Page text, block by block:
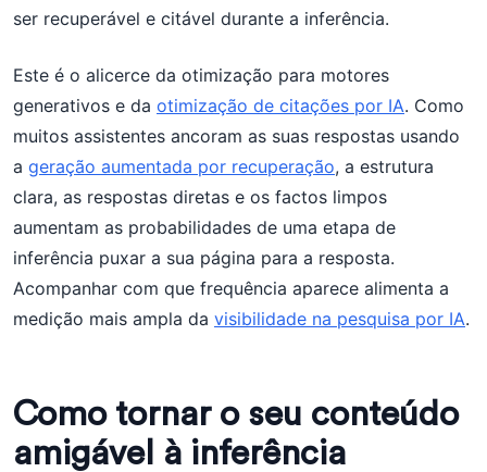
ser recuperável e citável durante a inferência.
Este é o alicerce da otimização para motores
generativos e da otimização de citações por IA. Como
muitos assistentes ancoram as suas respostas usando
a geração aumentada por recuperação, a estrutura
clara, as respostas diretas e os factos limpos
aumentam as probabilidades de uma etapa de
inferência puxar a sua página para a resposta.
Acompanhar com que frequência aparece alimenta a
medição mais ampla da visibilidade na pesquisa por IA.
Como tornar o seu conteúdo
amigável à inferência